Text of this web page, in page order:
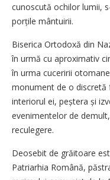
cunoscută ochilor lumii,
porțile mântuirii.
Biserica Ortodoxă din
în urmă cu aproximativ
în urma cuceririi
monument de o discretă
interiorul ei, peștera și
evenimentelor de
reculegere.
Deosebit de grăitoare
Patriarhia Română,